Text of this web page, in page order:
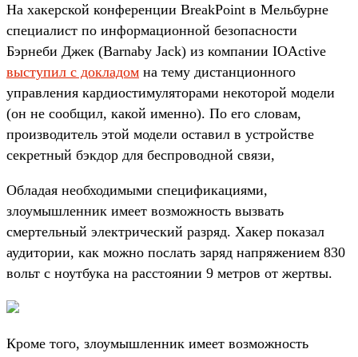
На хакерской конференции BreakPoint в Мельбурне
специалист по информационной безопасности
Бэрнеби Джек (Barnaby Jack) из компании IOActive
выступил с докладом на тему дистанционного
управления кардиостимуляторами некоторой модели
(он не сообщил, какой именно). По его словам,
производитель этой модели оставил в устройстве
секретный бэкдор для беспроводной связи,
Обладая необходимыми спецификациями,
злоумышленник имеет возможность вызвать
смертельный электрический разряд. Хакер показал
аудитории, как можно послать заряд напряжением 830
вольт с ноутбука на расстоянии 9 метров от жертвы.
Кроме того, злоумышленник имеет возможность